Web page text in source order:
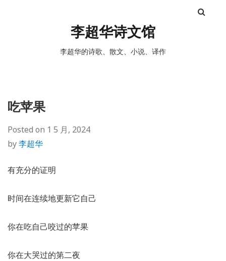
李超华诗文馆
李超华的诗歌、散文、小说、译作
吃苹果
Posted on 1 5 月, 2024
by李超华
有充分的证明
时间在连续地更新它自己
你在吃自己咬过的苹果
你在大哭过的第二夜